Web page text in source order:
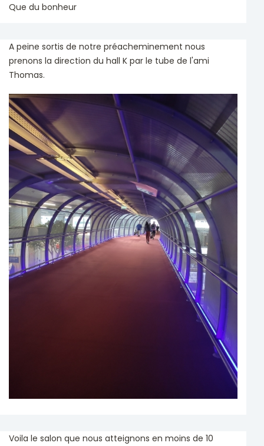
Que du bonheur
A peine sortis de notre préacheminement nous
prenons la direction du hall K par le tube de l'ami
Thomas.
Voila le salon que nous atteignons en moins de 10